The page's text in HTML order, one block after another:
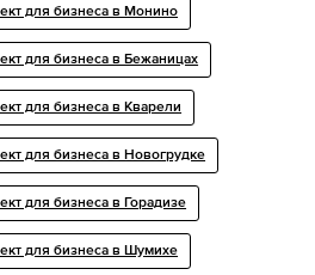
для бизнеса в Монино
для бизнеса в Бежаницах
для бизнеса в Кварели
для бизнеса в Новогрудке
для бизнеса в Горадизе
для бизнеса в Шумихе